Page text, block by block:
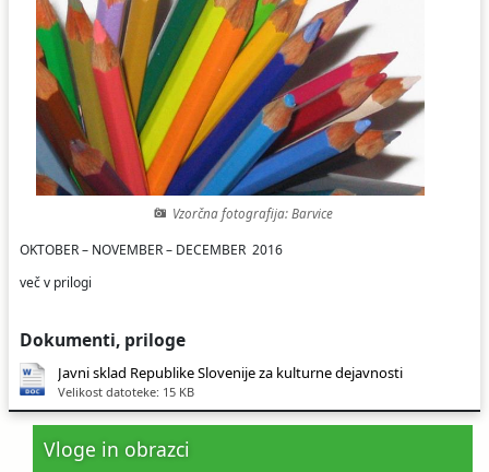
Vzorčna fotografija: Barvice
OKTOBER – NOVEMBER – DECEMBER 2016
več v prilogi
Dokumenti, priloge
Javni sklad Republike Slovenije za kulturne dejavnosti
Velikost datoteke: 15 KB
Vloge in obrazci
Ceniki
Fotogalerija
Varstvo osebnih podatkov
Katalog informacij javnega značaja
Proračun občine
Koledar odvoza odpadkov
Varuhov kotiček
Uradni dokumenti in povezave